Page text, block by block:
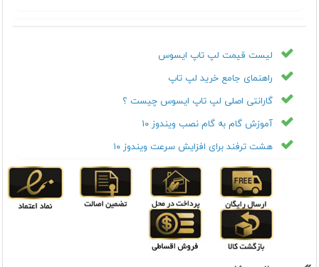
لیست قیمت لپ تاپ ایسوس
راهنمای جامع خرید لپ تاپ
گارانتی اصلی لپ تاپ ایسوس چیست ؟
آموزش گام به گام نصب ویندوز ۱۰
هشت ترفند برای افزایش سرعت ویندوز ۱۰